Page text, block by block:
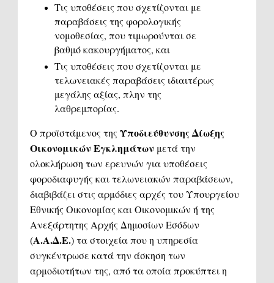
Τις υποθέσεις που σχετίζονται με
παραβάσεις της φορολογικής
νομοθεσίας, που τιμωρούνται σε
βαθμό κακουργήματος, και
Τις υποθέσεις που σχετίζονται με
τελωνειακές παραβάσεις ιδιαιτέρως
μεγάλης αξίας, πλην της
λαθρεμπορίας.
Ο προϊστάμενος της Υποδιεύθυνσης Δίωξης
Οικονομικών Εγκλημάτων μετά την
ολοκλήρωση των ερευνών για υποθέσεις
φοροδιαφυγής και τελωνειακών παραβάσεων,
διαβιβάζει στις αρμόδιες αρχές του Υπουργείου
Εθνικής Οικονομίας και Οικονομικών ή της
Ανεξάρτητης Αρχής Δημοσίων Εσόδων
(Α.Α.Δ.Ε.) τα στοιχεία που η υπηρεσία
συγκέντρωσε κατά την άσκηση των
αρμοδιοτήτων της, από τα οποία προκύπτει η